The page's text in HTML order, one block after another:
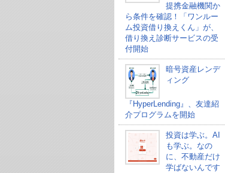
提携金融機関か
ら条件を確認！「ワンルー
ム投資借り換えくん」が、
借り換え診断サービスの受
付開始
暗号資産レンデ
ィング
『HyperLending』、友達紹
介プログラムを開始
投資は学ぶ。AI
も学ぶ。なの
に、不動産だけ
学ばないんです